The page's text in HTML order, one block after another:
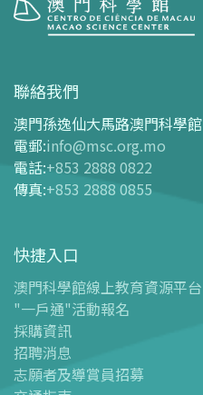
開放時間
交通指南
購票指南
- 網上購票
- 門票及優惠表
導覽圖
- 導覽圖
- 澳科館微定位導覽
場館設施
- 科學館兒童世界
聯絡我們
澳門孫逸仙大馬路澳門科學館
電郵:info@msc.org.mo
電話:+853 2888 0822
傳真:+853 2888 0855
快捷入口
澳門科學館線上教育資源平台
"一戶通"活動報名
採購資訊
招聘消息
志願者及導賞員招募